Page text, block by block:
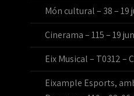
Món cultural – 38 – 19
Cinerama – 115 – 19
Eix Musical – T0312 –
Eixample Esports,